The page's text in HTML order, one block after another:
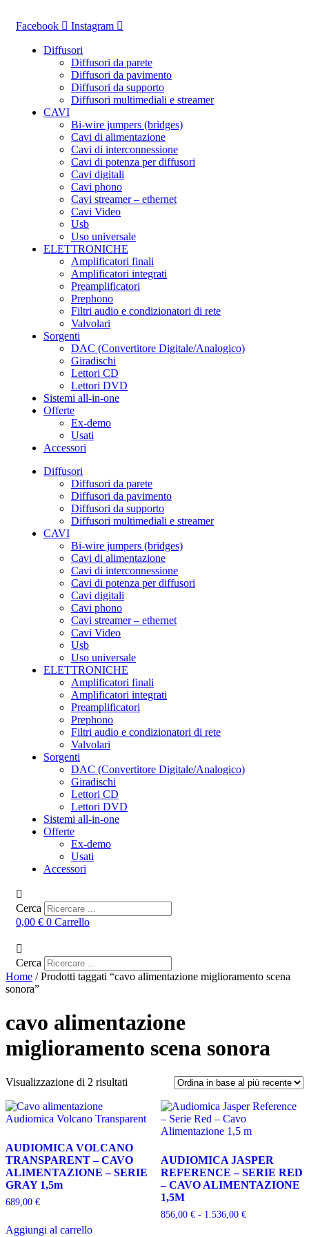
Facebook Instagram
Diffusori
Diffusori da parete
Diffusori da pavimento
Diffusori da supporto
Diffusori multimediali e streamer
CAVI
Bi-wire jumpers (bridges)
Cavi di alimentazione
Cavi di interconnessione
Cavi di potenza per diffusori
Cavi digitali
Cavi phono
Cavi streamer – ethernet
Cavi Video
Usb
Uso universale
ELETTRONICHE
Amplificatori finali
Amplificatori integrati
Preamplificatori
Prephono
Filtri audio e condizionatori di rete
Valvolari
Sorgenti
DAC (Convertitore Digitale/Analogico)
Giradischi
Lettori CD
Lettori DVD
Sistemi all-in-one
Offerte
Ex-demo
Usati
Accessori
Diffusori
Diffusori da parete
Diffusori da pavimento
Diffusori da supporto
Diffusori multimediali e streamer
CAVI
Bi-wire jumpers (bridges)
Cavi di alimentazione
Cavi di interconnessione
Cavi di potenza per diffusori
Cavi digitali
Cavi phono
Cavi streamer – ethernet
Cavi Video
Usb
Uso universale
ELETTRONICHE
Amplificatori finali
Amplificatori integrati
Preamplificatori
Prephono
Filtri audio e condizionatori di rete
Valvolari
Sorgenti
DAC (Convertitore Digitale/Analogico)
Giradischi
Lettori CD
Lettori DVD
Sistemi all-in-one
Offerte
Ex-demo
Usati
Accessori
Cerca
0,00 € 0 Carrello
Cerca
Home / Prodotti taggati “cavo alimentazione miglioramento scena
sonora”
cavo alimentazione
miglioramento scena sonora
Visualizzazione di 2 risultati
al
recente
AUDIOMICA VOLCANO
TRANSPARENT – CAVO
ALIMENTAZIONE – SERIE
GRAY 1,5m
689,00 €
Aggiungi al carrello
AUDIOMICA JASPER
REFERENCE – SERIE RED
– CAVO ALIMENTAZIONE
1,5M
856,00 € - 1.536,00 €Fascia